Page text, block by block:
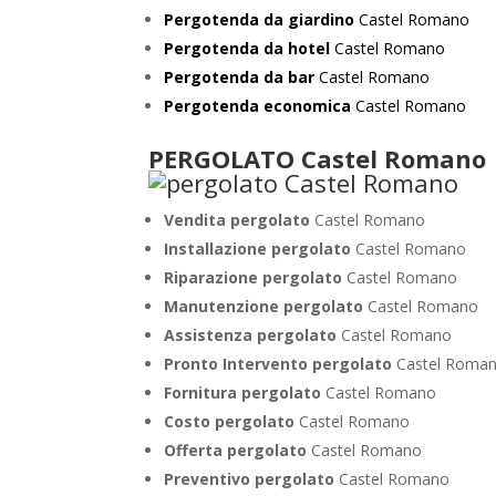
Pergotenda da giardino Castel Romano
Pergotenda da hotel Castel Romano
Pergotenda da bar Castel Romano
Pergotenda economica Castel Romano
PERGOLATO Castel Romano
Vendita pergolato Castel Romano
Installazione pergolato Castel Romano
Riparazione pergolato Castel Romano
Manutenzione pergolato Castel Romano
Assistenza pergolato Castel Romano
Pronto Intervento pergolato Castel
Fornitura pergolato Castel Romano
Costo pergolato Castel Romano
Offerta pergolato Castel Romano
Preventivo pergolato Castel Romano